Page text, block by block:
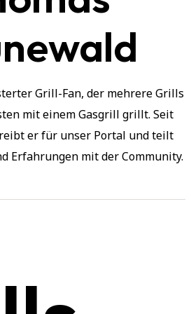
Grill-Fan, der mehrere Grills
mit einem Gasgrill grillt. Seit
er für unser Portal und teilt
Erfahrungen mit der Community.